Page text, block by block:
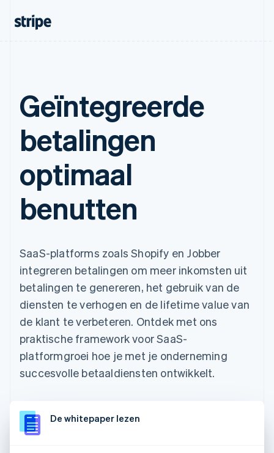
Geïntegreerde
betalingen
optimaal
benutten
SaaS-platforms zoals Shopify en Jobber
integreren betalingen om meer inkomsten uit
betalingen te genereren, het gebruik van de
diensten te verhogen en de lifetime value van
de klant te verbeteren. Ontdek met ons
praktische framework voor SaaS-
platformgroei hoe je met je onderneming
succesvolle betaaldiensten ontwikkelt.
De whitepaper lezen